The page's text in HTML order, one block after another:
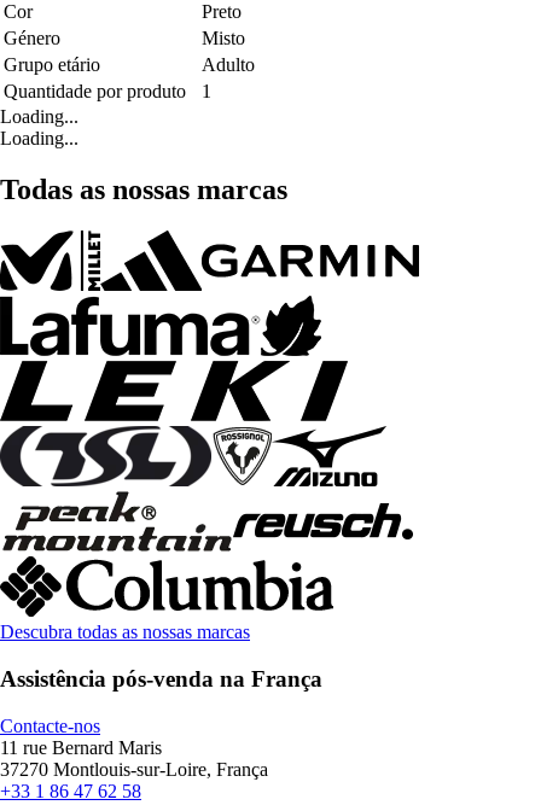
Cor
Preto
Género
Misto
Grupo etário
Adulto
Quantidade por produto
1
Loading...
Loading...
Todas as nossas marcas
Descubra todas as nossas marcas
Assistência pós-venda na França
Contacte-nos
11 rue Bernard Maris
37270 Montlouis-sur-Loire, França
+33 1 86 47 62 58